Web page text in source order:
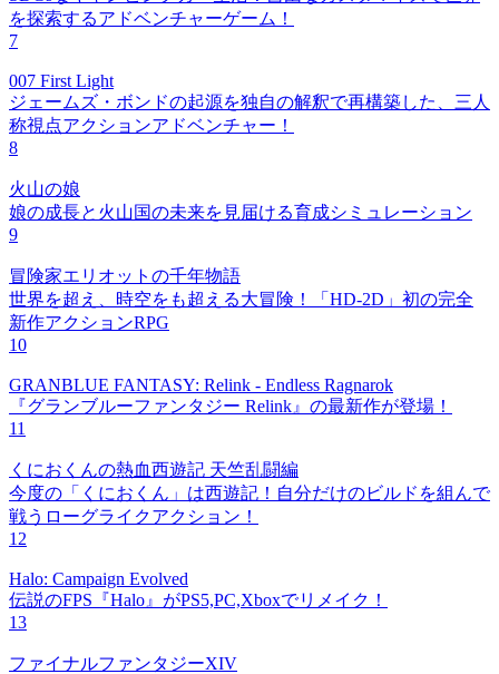
を探索するアドベンチャーゲーム！
7
007 First Light
ジェームズ・ボンドの起源を独自の解釈で再構築した、三人
称視点アクションアドベンチャー！
8
火山の娘
娘の成長と火山国の未来を見届ける育成シミュレーション
9
冒険家エリオットの千年物語
世界を超え、時空をも超える大冒険！「HD-2D」初の完全
新作アクションRPG
10
GRANBLUE FANTASY: Relink - Endless Ragnarok
『グランブルーファンタジー Relink』の最新作が登場！
11
くにおくんの熱血西遊記 天竺乱闘編
今度の「くにおくん」は西遊記！自分だけのビルドを組んで
戦うローグライクアクション！
12
Halo: Campaign Evolved
伝説のFPS『Halo』がPS5,PC,Xboxでリメイク！
13
ファイナルファンタジーXIV